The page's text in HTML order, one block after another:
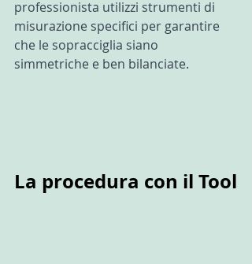
professionista utilizzi strumenti di
misurazione specifici per garantire
che le sopracciglia siano
simmetriche e ben bilanciate.
La procedura con il Tool